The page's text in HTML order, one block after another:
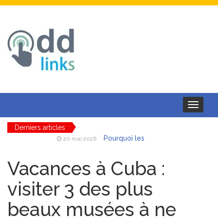
Toggle
navigation
Derniers articles
20 mai 2026
Pourquoi les
marque au meilleur prix
séduisent autant les
professionnels mobiles
18 mai 2026
AAE ferroviaire
: obtenir et maintenir son
autorisation
Vacances à Cuba :
visiter 3 des plus
beaux musées à ne